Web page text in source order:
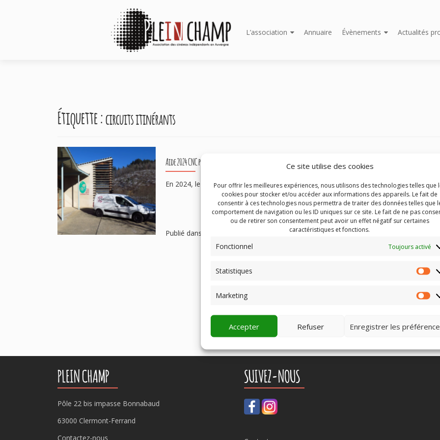
Ce site utilise des cookies
Pour offrir les meilleures expériences, nous utilisons des technologies telles que
cookies pour stocker et/ou accéder aux informations des appareils. Le fait de
consentir à ces technologies nous permettra de traiter des données telles que
comportement de navigation ou les ID uniques sur ce site. Le fait de ne pas
ou de retirer son consentement peut avoir un effet négatif sur certaines
caractéristiques et fonctions.
Fonctionnel Toujours activé
Statistiques
Marketing
Accepter Refuser Enregistrer les
au
L’association Annuaire Évènements Actualités
Étiquette :circuits itinérants
Aide 2024 CNC pour les circuits itinérants
En 2024, le CNC met en place une aide à l’investissement pour les circuits itinérants
Publié dans circuits itinérants, investissement
PLEIN CHAMP
Pôle 22 bis impasse Bonnabaud
63000 Clermont-Ferrand
Contactez-nous
SUIVEZ-NOUS